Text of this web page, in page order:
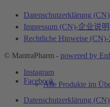
Alle Produkte im
Datenschutzerklärung
Impressum (CN)-企业说明
Rechtliche Hinweise
© MantraPharm - powered by
Instagram
Facebook
Datenschutzerklärung